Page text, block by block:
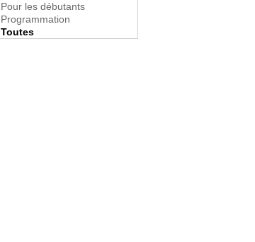
Pour les débutants
Programmation
Toutes